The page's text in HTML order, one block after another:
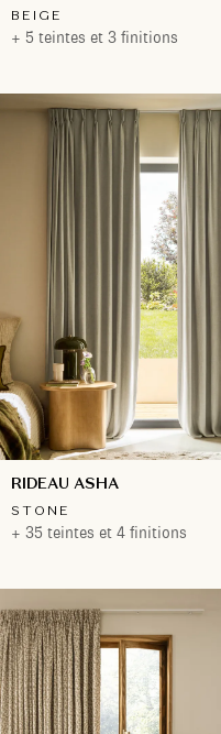
BEIGE
+ 5 teintes et 3 finitions
RIDEAU ASHA
STONE
+ 35 teintes et 4 finitions